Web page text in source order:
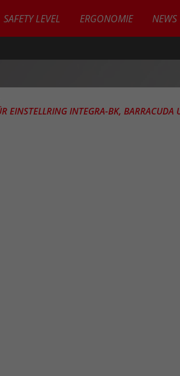
SAFETY LEVEL ERGONOMIE NEWS
EINSTELLRING INTEGRA-BK, BARRACUDA